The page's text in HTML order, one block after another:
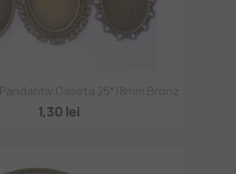
Caseta 25*18mm Bronz
1,30 lei